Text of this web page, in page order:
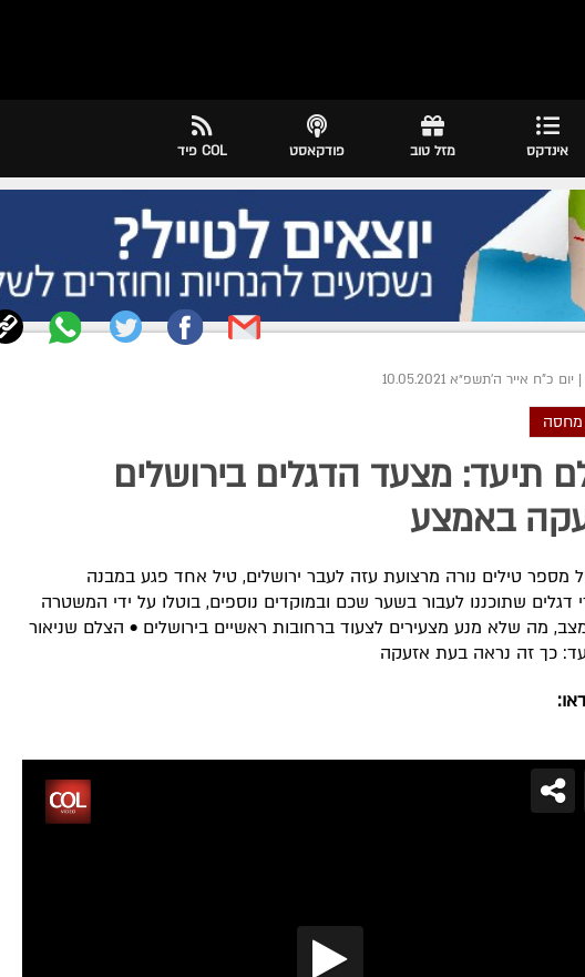
אינדקס מזל טוב פודקאסט COL פיד
| יום כ"ח אייר ה׳תשפ״א 10.05.2021
מחסה
תיעד: מצעד הדגלים בירושלים
באמצע
מספר טילים נורה מרצועת עזה לעבר ירושלים, טיל אחד פגע במבנה
דגלים שתוכננו לעבור בשער שכם ובמוקדים נוספים, בוטלו על ידי המשטרה
מה שלא מנע מצעירים לצעוד ברחובות ראשיים בירושלים • הצלם שניאור
כך זה נראה בעת אזעקה